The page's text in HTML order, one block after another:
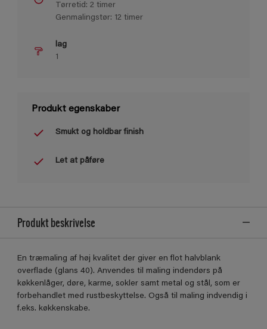
Tørretid: 2 timer
Genmalingstør: 12 timer
lag
1
Produkt egenskaber
Smukt og holdbar finish
Let at påføre
Produkt beskrivelse
En træmaling af høj kvalitet der giver en flot halvblank
overﬂade (glans 40). Anvendes til maling indendørs på
køkkenlåger, døre, karme, sokler samt metal og stål, som er
forbehandlet med rustbeskyttelse. Også til maling indvendig i
f.eks. køkkenskabe.